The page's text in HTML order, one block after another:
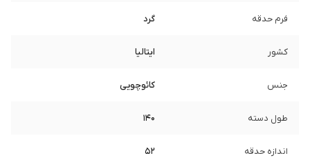
فرم حدقه گرد
کشور ایتالیا
جنس کائوچویی
طول دسته 140
اندازه حدقه 52